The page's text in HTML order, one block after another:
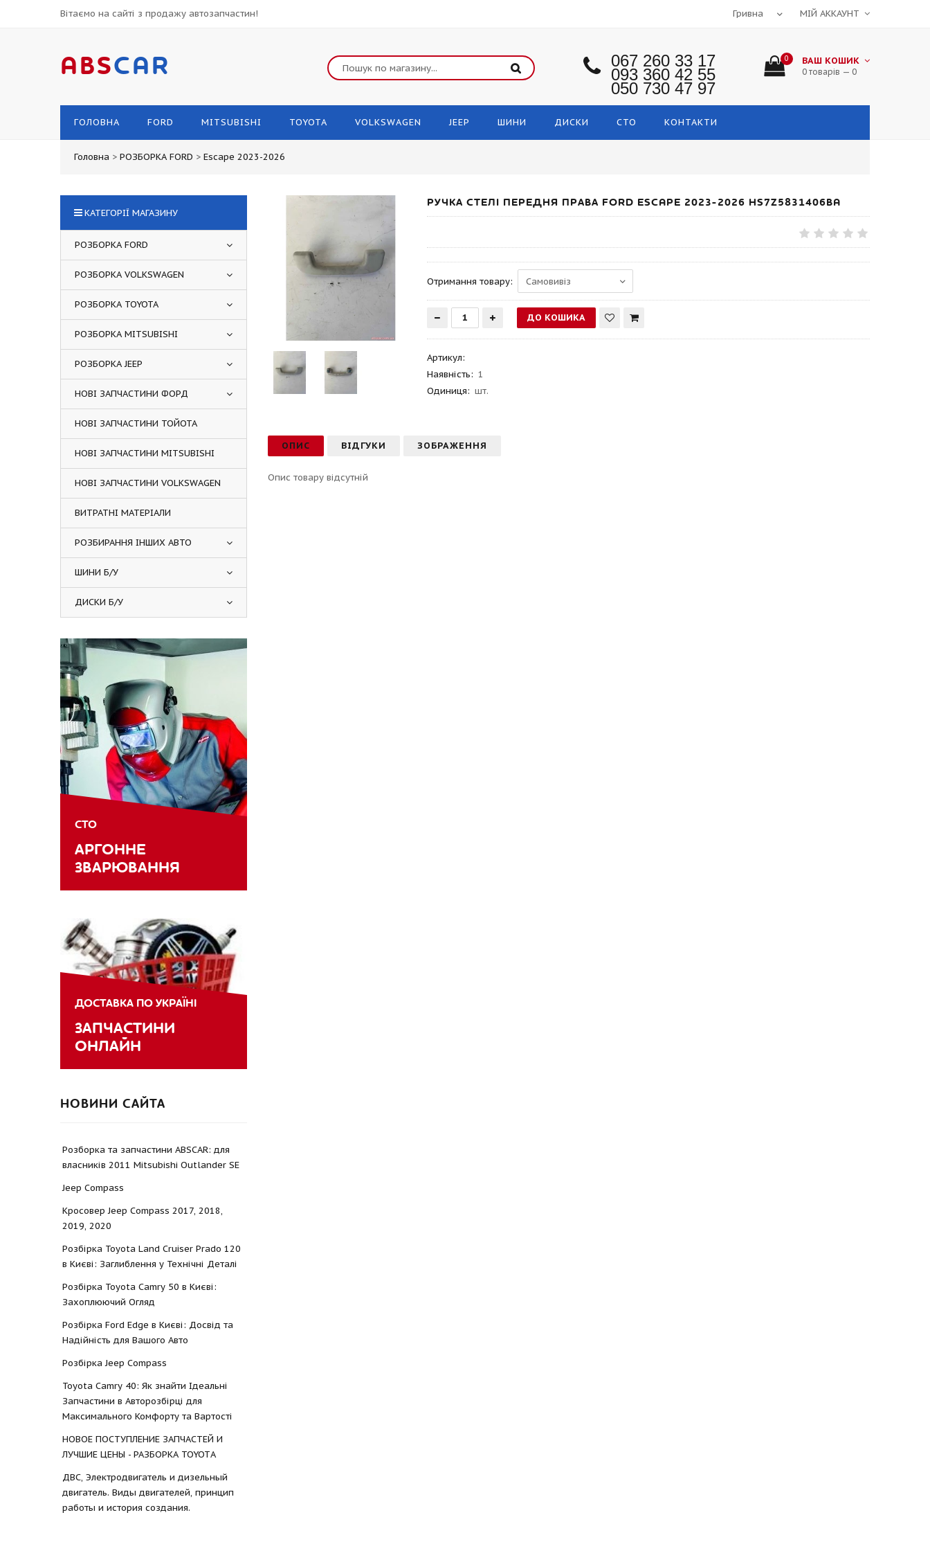
Вітаємо на сайті з продажу автозапчастин! МІЙ АККАУНТ
ABSCAR 067 260 33 17
093 360 42 55
050 730 47 97
0 ВАШ КОШИК
0 товарів — 0
ГОЛОВНА FORD MITSUBISHI TOYOTA VOLKSWAGEN JEEP ШИНИ ДИСКИ СТО КОНТАКТИ
Головна > РОЗБОРКА FORD > Escape 2023-2026
РУЧКА СТЕЛІ ПЕРЕДНЯ ПРАВА FORD ESCAPE 2023-2026 HS7Z5831406BA
Отримання товару:
Артикул:
Наявність: 1
Одиниця: шт.
ОПИС ВІДГУКИ ЗОБРАЖЕННЯ
Опис товару відсутній
КАТЕГОРІЇ МАГАЗИНУ
РОЗБОРКА FORD
РОЗБОРКА VOLKSWAGEN
РОЗБОРКА TOYOTA
РОЗБОРКА MITSUBISHI
РОЗБОРКА JEEP
НОВІ ЗАПЧАСТИНИ ФОРД
НОВІ ЗАПЧАСТИНИ ТОЙОТА
НОВІ ЗАПЧАСТИНИ MITSUBISHI
НОВІ ЗАПЧАСТИНИ VOLKSWAGEN
ВИТРАТНІ МАТЕРІАЛИ
РОЗБИРАННЯ ІНШИХ АВТО
ШИНИ Б/У
ДИСКИ Б/У
СТО
АРГОННЕ
ЗВАРЮВАННЯ
ДОСТАВКА ПО УКРАЇНІ
ЗАПЧАСТИНИ
ОНЛАЙН
НОВИНИ САЙТА
Розборка та запчастини ABSCAR: для
власників 2011 Mitsubishi Outlander SE
Jeep Compass
Кросовер Jeep Compass 2017, 2018,
2019, 2020
Розбірка Toyota Land Cruiser Prado 120
в Києві: Заглиблення у Технічні Деталі
Розбірка Toyota Camry 50 в Києві:
Захоплюючий Огляд
Розбірка Ford Edge в Києві: Досвід та
Надійність для Вашого Авто
Розбірка Jeep Compass
Toyota Camry 40: Як знайти Ідеальні
Запчастини в Авторозбірці для
Максимального Комфорту та Вартості
НОВОЕ ПОСТУПЛЕНИЕ ЗАПЧАСТЕЙ И
ЛУЧШИЕ ЦЕНЫ - РАЗБОРКА TOYOTА
ДВС, Электродвигатель и дизельный
двигатель. Виды двигателей, принцип
работы и история создания.